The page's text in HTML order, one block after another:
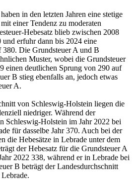
in den letzten Jahren eine stetige
einer Tendenz zu moderaten
Hebesatz blieb zwischen 2008
erfuhr dann bis 2024 eine
380. Die Grundsteuer A und B
Muster, wobei die Grundsteuer
einen deutlichen Sprung von 290 auf
B stieg ebenfalls an, jedoch etwas
A.
von Schleswig-Holstein liegen die
niedriger. Während der
Schleswig-Holstein im Jahr 2022 bei
für dasselbe Jahr 370. Auch bei der
die Hebesätze in Lebrade unter dem
der Hebesatz für die Grundsteuer A
2022 338, während er in Lebrade bei
B beträgt der Landesdurchschnitt